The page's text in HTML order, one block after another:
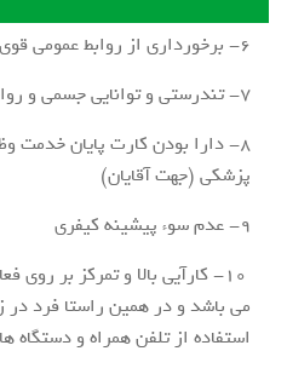
6- برخورداری از روابط عمومی قوی و آراستگی ظاهر.
7- تندرستی و توانایی جسمی و روانی متناسب با کار صنعتی
8- دارا بودن کارت پایان خدمت
پزشکی (جهت آقایان)
9- عدم سوء پیشینه کیفری
10- کارآیی بالا و تمرکز بر
می باشد و در همین راستا فرد
استفاده از تلفن همراه و